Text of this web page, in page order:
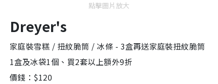
點擊圖片放大
Dreyer's
家庭裝雪糕 / 扭紋脆筒 / 冰條 - 3盒再送家庭裝扭紋脆筒
1盒及冰袋1個、買2套以上額外9折
價錢：$120